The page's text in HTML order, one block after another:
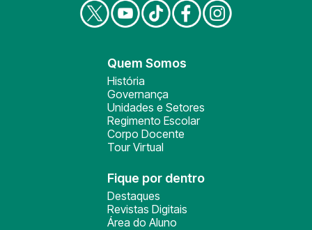
Quem Somos
História
Governança
Unidades e Setores
Regimento Escolar
Corpo Docente
Tour Virtual
Fique por dentro
Destaques
Revistas Digitais
Área do Aluno